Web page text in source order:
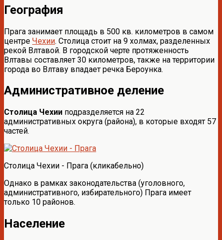
География
Прага занимает площадь в 500 кв. километров в самом
центре Чехии. Столица стоит на 9 холмах, разделенных
рекой Влтавой. В городской черте протяженность
Влтавы составляет 30 километров, также на территории
города во Влтаву впадает речка Бероунка.
Административное деление
Столица Чехии подразделяется на 22
административных округа (района), в которые входят 57
частей.
Столица Чехии - Прага (кликабельно)
Однако в рамках законодательства (уголовного,
административного, избирательного) Прага имеет
только 10 районов.
Население